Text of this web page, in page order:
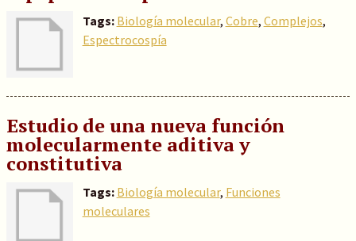
Tags: Biología molecular, Cobre, Complejos,
Espectrocospía
Estudio de una nueva función
molecularmente aditiva y
constitutiva
Tags: Biología molecular, Funciones
moleculares